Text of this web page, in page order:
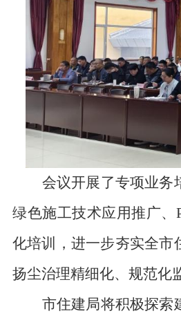
会议开展了专项业务
绿色施工技术应用推广、
化培训，进一步夯实全市
扬尘治理精细化、规范化
市住建局将积极探索